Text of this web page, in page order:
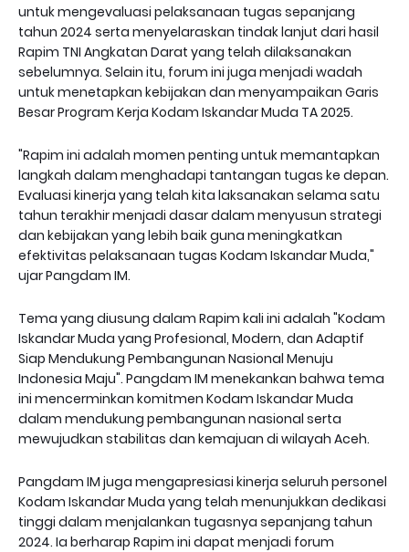
untuk mengevaluasi pelaksanaan tugas sepanjang
tahun 2024 serta menyelaraskan tindak lanjut dari hasil
Rapim TNI Angkatan Darat yang telah dilaksanakan
sebelumnya. Selain itu, forum ini juga menjadi wadah
untuk menetapkan kebijakan dan menyampaikan Garis
Besar Program Kerja Kodam Iskandar Muda TA 2025.
"Rapim ini adalah momen penting untuk memantapkan
langkah dalam menghadapi tantangan tugas ke depan.
Evaluasi kinerja yang telah kita laksanakan selama satu
tahun terakhir menjadi dasar dalam menyusun strategi
dan kebijakan yang lebih baik guna meningkatkan
efektivitas pelaksanaan tugas Kodam Iskandar Muda,"
ujar Pangdam IM.
Tema yang diusung dalam Rapim kali ini adalah "Kodam
Iskandar Muda yang Profesional, Modern, dan Adaptif
Siap Mendukung Pembangunan Nasional Menuju
Indonesia Maju". Pangdam IM menekankan bahwa tema
ini mencerminkan komitmen Kodam Iskandar Muda
dalam mendukung pembangunan nasional serta
mewujudkan stabilitas dan kemajuan di wilayah Aceh.
Pangdam IM juga mengapresiasi kinerja seluruh personel
Kodam Iskandar Muda yang telah menunjukkan dedikasi
tinggi dalam menjalankan tugasnya sepanjang tahun
2024. Ia berharap Rapim ini dapat menjadi forum